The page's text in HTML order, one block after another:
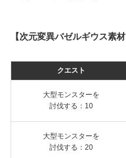
【次元変異バゼルギウス素
クエスト
大型モンスターを
討伐する：10
大型モンスターを
討伐する：20